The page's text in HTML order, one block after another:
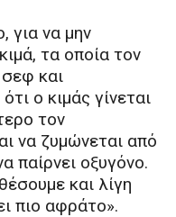
για να μην
τα οποία τον
και
ο κιμάς γίνεται
τον
να ζυμώνεται από
οξυγόνο.
και λίγη
πιο αφράτο».